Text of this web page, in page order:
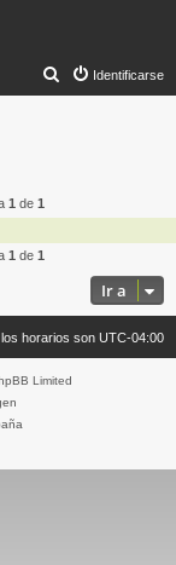
Identificarse
r
1 de 1
1 de 1
Ir a
horarios son UTC-04:00
Limited